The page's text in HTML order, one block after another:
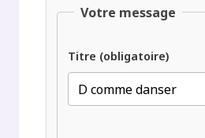
Votre message
Titre (obligatoire)